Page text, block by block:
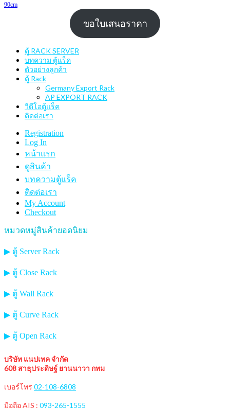
90cm
ขอใบเสนอราคา
ตู้ RACK SERVER
บทความ ตู้แร็ค
ตัวอย่างลูกค้า
ตู้ Rack
Germany Export Rack
AP EXPORT RACK
วีดีโอตู้แร็ค
ติดต่อเรา
Registration
Log In
หน้าแรก
ดูสินค้า
บทความตู้แร็ค
ติดต่อเรา
My Account
Checkout
หมวดหมู่สินค้ายอดนิยม
▶ ตู้ Server Rack
▶ ตู้ Close Rack
▶ ตู้ Wall Rack
▶ ตู้ Curve Rack
▶ ตู้ Open Rack
บริษัท แนปเทค จำกัด
608 สาธุประดิษฐ์ ยานนาวา กทม
เบอร์โทร 02-108-6808
มือถือ AIS : 093-265-1555